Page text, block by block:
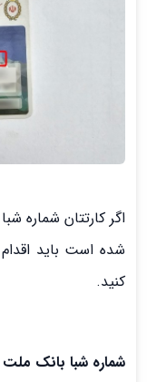
اگر کارتتان شماره
شده است باید
کنید.
شماره شبا بانک